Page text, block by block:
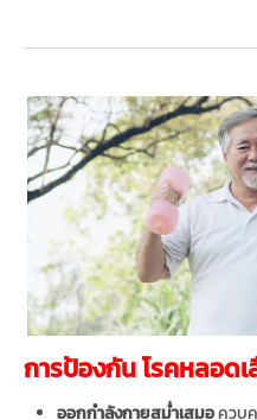
การป้องกัน โรคหลอด
ออกกำลังกายสม่ำเสมอ ควบ